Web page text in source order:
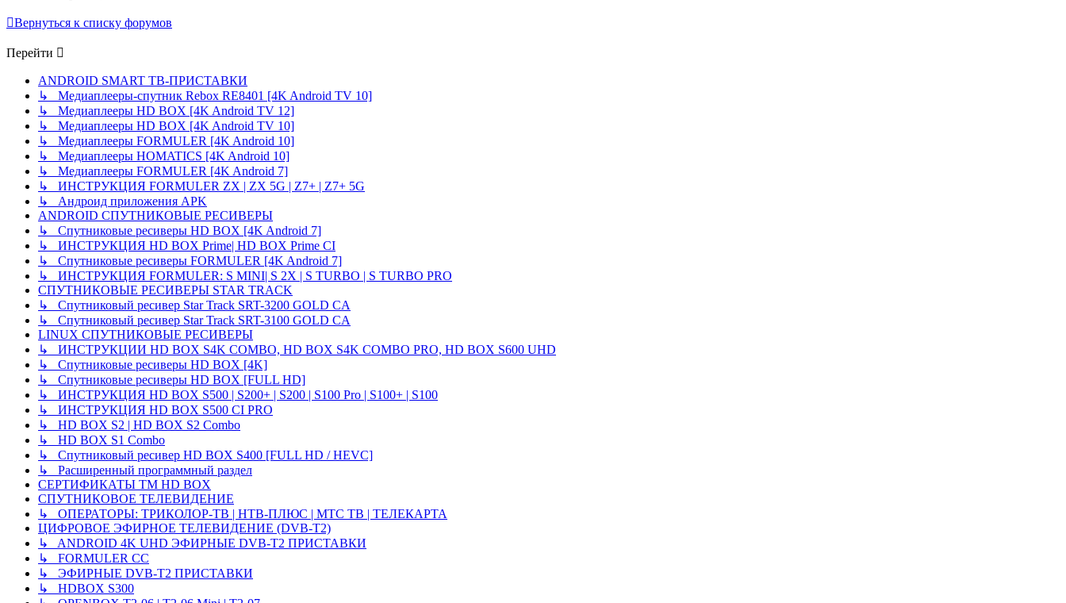
Вернуться к списку форумов
Перейти
ANDROID SMART ТВ-ПРИСТАВКИ
↳ Медиаплееры-спутник Rebox RE8401 [4K Android TV 10]
↳ Медиаплееры HD BOX [4K Android TV 12]
↳ Медиаплееры HD BOX [4K Android TV 10]
↳ Медиаплееры FORMULER [4K Android 10]
↳ Медиаплееры HOMATICS [4K Android 10]
↳ Медиаплееры FORMULER [4K Android 7]
↳ ИНСТРУКЦИЯ FORMULER ZX | ZX 5G | Z7+ | Z7+ 5G
↳ Андроид приложения APK
ANDROID СПУТНИКОВЫЕ РЕСИВЕРЫ
↳ Спутниковые ресиверы HD BOX [4K Android 7]
↳ ИНСТРУКЦИЯ HD BOX Prime| HD BOX Prime CI
↳ Спутниковые ресиверы FORMULER [4K Android 7]
↳ ИНСТРУКЦИЯ FORMULER: S MINI| S 2X | S TURBO | S TURBO PRO
СПУТНИКОВЫЕ РЕСИВЕРЫ STAR TRACK
↳ Спутниковый ресивер Star Track SRT-3200 GOLD CA
↳ Спутниковый ресивер Star Track SRT-3100 GOLD CA
LINUX СПУТНИКОВЫЕ РЕСИВЕРЫ
↳ ИНСТРУКЦИИ HD BOX S4K COMBO, HD BOX S4K COMBO PRO, HD BOX S600 UHD
↳ Спутниковые ресиверы HD BOX [4K]
↳ Спутниковые ресиверы HD BOX [FULL HD]
↳ ИНСТРУКЦИЯ HD BOX S500 | S200+ | S200 | S100 Pro | S100+ | S100
↳ ИНСТРУКЦИЯ HD BOX S500 CI PRO
↳ HD BOX S2 | HD BOX S2 Combo
↳ HD BOX S1 Combo
↳ Спутниковый ресивер HD BOX S400 [FULL HD / HEVC]
↳ Расширенный программный раздел
СЕРТИФИКАТЫ TM HD BOX
СПУТНИКОВОЕ ТЕЛЕВИДЕНИЕ
↳ ОПЕРАТОРЫ: ТРИКОЛОР-ТВ | НТВ-ПЛЮС | МТС ТВ | ТЕЛЕКАРТА
ЦИФРОВОЕ ЭФИРНОЕ ТЕЛЕВИДЕНИЕ (DVB-T2)
↳ ANDROID 4K UHD ЭФИРНЫЕ DVB-T2 ПРИСТАВКИ
↳ FORMULER CC
↳ ЭФИРНЫЕ DVB-T2 ПРИСТАВКИ
↳ HDBOX S300